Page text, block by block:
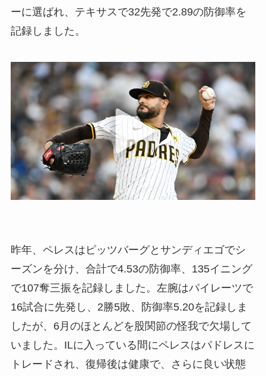
ーに選ばれ、テキサスで32先発で2.89の防御率を
記録しました。
昨年、ペレスはピッツバーグとサンディエゴでシ
ーズンを分け、合計で4.53の防御率、135イニング
で107奪三振を記録しました。左腕はパイレーツで
16試合に先発し、2勝5敗、防御率5.20を記録しま
したが、6月のほとんどを股関節の怪我で欠場して
いました。ILに入っている間にペレスはパドレスに
トレードされ、復帰後は健康で、さらに良い状態